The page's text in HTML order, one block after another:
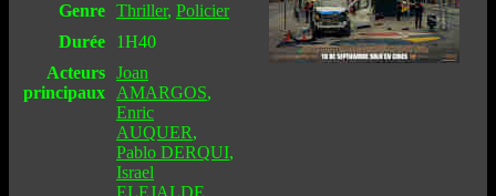
Genre Thriller, Policier
Durée
1H40
Acteurs
principaux
Joan
AMARGOS,
Enric
AUQUER,
Pablo DERQUI,
Israel
ELEJALDE,